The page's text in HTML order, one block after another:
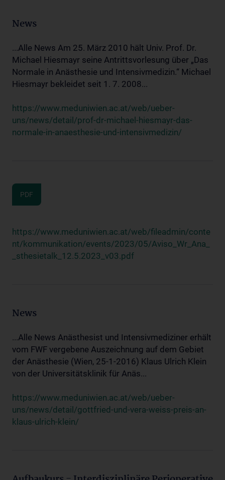
News
...Alle News Am 25. März 2010 hält Univ. Prof. Dr.
Michael Hiesmayr seine Antrittsvorlesung über „Das
Normale in Anästhesie und Intensivmedizin.“ Michael
Hiesmayr bekleidet seit 1. 7. 2008...
https://www.meduniwien.ac.at/web/ueber-
uns/news/detail/prof-dr-michael-hiesmayr-das-
normale-in-anaesthesie-und-intensivmedizin/
PDF
https://www.meduniwien.ac.at/web/fileadmin/conte
nt/kommunikation/events/2023/05/Aviso_Wr_Ana_
_sthesietalk_12.5.2023_v03.pdf
News
...Alle News Anästhesist und Intensivmediziner erhält
vom FWF vergebene Auszeichnung auf dem Gebiet
der Anästhesie (Wien, 25-1-2016) Klaus Ulrich Klein
von der Universitätsklinik für Anäs...
https://www.meduniwien.ac.at/web/ueber-
uns/news/detail/gottfried-und-vera-weiss-preis-an-
klaus-ulrich-klein/